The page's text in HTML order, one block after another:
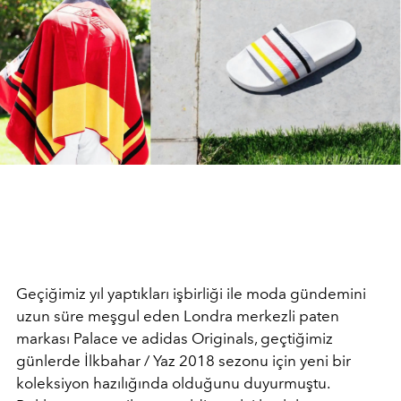
Geçiğimiz yıl yaptıkları işbirliği ile moda gündemini
uzun süre meşgul eden Londra merkezli paten
markası Palace ve adidas Originals, geçtiğimiz
günlerde İlkbahar / Yaz 2018 sezonu için yeni bir
koleksiyon hazılığında olduğunu duyurmuştu.